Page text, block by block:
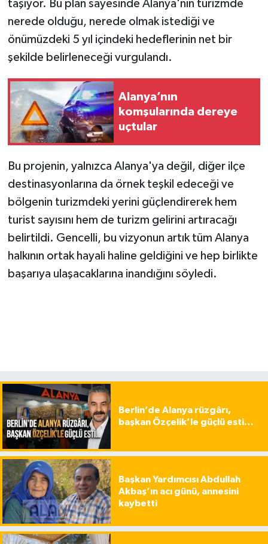
taşıyor. Bu plan sayesinde Alanya'nın turizmde
nerede olduğu, nerede olmak istediği ve
önümüzdeki 5 yıl içindeki hedeflerinin net bir
şekilde belirleneceği vurgulandı.
Alanya’nın
komşularında dereye
uçtular
Bu projenin, yalnızca Alanya'ya değil, diğer ilçe
destinasyonlarına da örnek teşkil edeceği ve
bölgenin turizmdeki yerini güçlendirerek hem
turist sayısını hem de turizm gelirini artıracağı
belirtildi. Gencelli, bu vizyonun artık tüm Alanya
halkının ortak hayali haline geldiğini ve hep birlikte
başarıya ulaşacaklarına inandığını söyledi.
Berlin’de Alanya rüzgârı,
başkan Özçelik’le güçlü esti…
Başkan Yardımcısı Abdullah
Akbaş’ın acı günü, annesini
kaybetti